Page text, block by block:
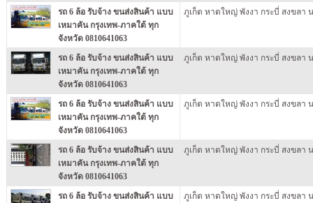
รถ 6 ล้อ รับจ้าง ขนส่งสินค้า แบบ
เหมาคัน กรุงเทพ-ภาคใต้ ทุก
จังหวัด 0810641063
ภูเก็ต หาดใหญ่ พังงา กระบี่ สงขลา
รถ 6 ล้อ รับจ้าง ขนส่งสินค้า แบบ
เหมาคัน กรุงเทพ-ภาคใต้ ทุก
จังหวัด 0810641063
ภูเก็ต หาดใหญ่ พังงา กระบี่ สงขลา
รถ 6 ล้อ รับจ้าง ขนส่งสินค้า แบบ
เหมาคัน กรุงเทพ-ภาคใต้ ทุก
จังหวัด 0810641063
ภูเก็ต หาดใหญ่ พังงา กระบี่ สงขลา
รถ 6 ล้อ รับจ้าง ขนส่งสินค้า แบบ
เหมาคัน กรุงเทพ-ภาคใต้ ทุก
จังหวัด 0810641063
ภูเก็ต หาดใหญ่ พังงา กระบี่ สงขลา
รถ 6 ล้อ รับจ้าง ขนส่งสินค้า แบบ
ภูเก็ต หาดใหญ่ พังงา กระบี่ สงขลา